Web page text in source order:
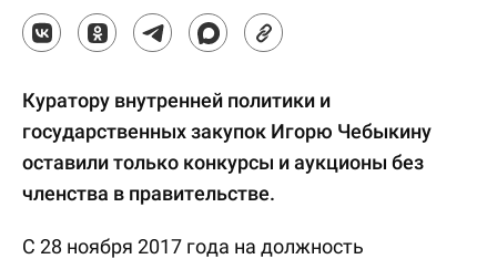
Куратору внутренней политики и
государственных закупок Игорю Чебыкину
оставили только конкурсы и аукционы без
членства в правительстве.
С 28 ноября 2017 года на должность